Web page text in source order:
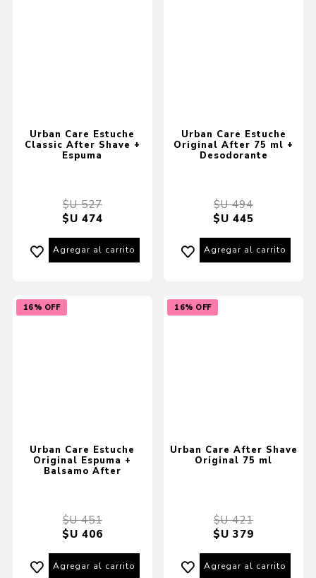
Urban Care Estuche
Classic After Shave +
Espuma
$U 527
$U 474
Agregar al carrito
Urban Care Estuche
Original After 75 ml +
Desodorante
$U 494
$U 445
Agregar al carrito
16% OFF
Urban Care Estuche
Original Espuma +
Balsamo After
$U 451
$U 406
Agregar al carrito
16% OFF
Urban Care After Shave
Original 75 ml
$U 421
$U 379
Agregar al carrito